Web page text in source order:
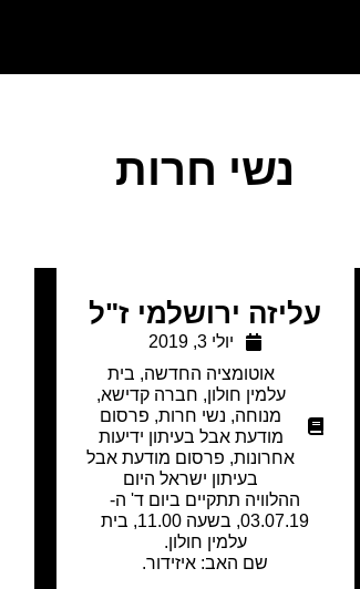
נשי חרות
עליזה ירושלמי ז"ל
יולי 3, 2019
אוטומציה החדשה, בית
עלמין חולון, חברה קדישא,
מנוחה, נשי חרות, פרסום
מודעת אבל בעיתון ידיעות
אחרונות, פרסום מודעת אבל
בעיתון ישראל היום
ההלוויה תתקיים ביום ד' ה-
03.07.19, בשעה 11.00, בית
עלמין חולון.
שם האב: איזידור.